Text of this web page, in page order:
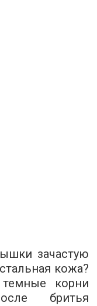
зачастую
кожа?
корни
бритья